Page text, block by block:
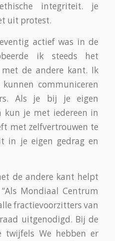
integriteit. je
uit protest.
actief was in de
ik steeds het
de andere kant. Ik
communiceren
Als je bij je eigen
je met iedereen in
met zelfvertrouwen te
in je eigen gedrag en
de andere kant helpt
Mondiaal Centrum
fractievoorzitters van
uitgenodigd. Bij de
twijfels We hebben er